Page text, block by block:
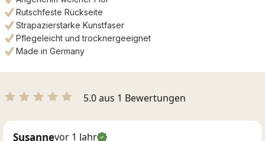
Rutschfeste Rückseite
Strapazierstarke Kunstfaser
Pflegeleicht und trocknergeeignet
Made in Germany
5.0 aus 1 Bewertungen
Susannevor 1 Jahr